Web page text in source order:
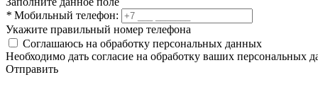
* Мобильный телефон:
Укажите правильный номер телефона
Соглашаюсь на обработку персональных данных
Необходимо дать согласие на обработку ваших персональных
Отправить